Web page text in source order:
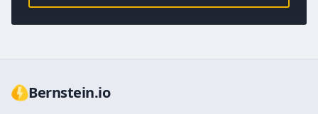
Bernstein.io